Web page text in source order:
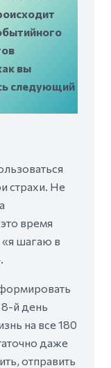
вы
следующий
страхи. Не
время
шагаю в
й день
на все 180
даже
отправить